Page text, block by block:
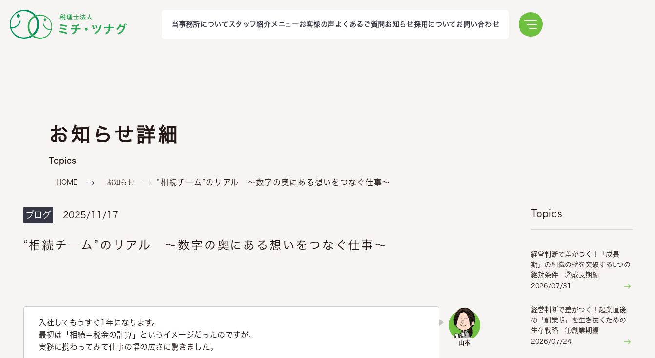
当事務所について スタッフ紹介 メニューお客様の声 よくあるご質問 お知らせ採用について お問い合わせ
お知らせ詳細
Topics
HOME お知らせ “相続チーム”のリアル ～数字の奥にある想いをつなぐ仕事～
ブログ 2025/11/17
“相続チーム”のリアル ～数字の奥にある想いをつなぐ仕事～
入社してもうすぐ1年になります。
最初は「相続＝税金の計算」というイメージだったのですが、
実務に携わってみて仕事の幅の広さに驚きました。
Topics
経営判断で差がつく！「成長
期」の組織の壁を突破する5つの
絶対条件 ②成長期編
2026/07/31
経営判断で差がつく！起業直後
の「創業期」を生き抜くための
生存戦略 ①創業期編
2026/07/24